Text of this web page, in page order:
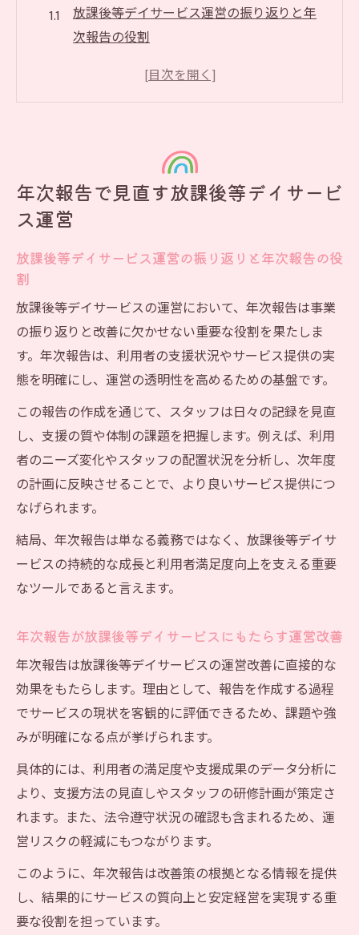
放課後等デイサービス運営の振り返りと年
次報告の役割
年次報告が放課後等デイサービスにもたら
法令遵守を意識した放課後等デイサービス
年次報告の視点
放課後等デイサービスの記録管理が生む透明性
放課後等デイサービスの記録管理で信頼性
を築く方法
透明性向上に役立つ放課後等デイサービス
年次報告の記録整理術
放課後等デイサービスの業務負担を軽減す
る記録の工夫
記録管理が放課後等デイサービスの法令遵
守を支える理由
放課後等デイサービス運営に不可欠な記録
安定運営を支える年次報告の基本ポイント
放課後等デイサービス年次報告の基本構成
安定運営へ導く放課後等デイサービス年次
報告のコツ
年次報告で把握する放課後等デイサービス
の課題と成果
放課後等デイサービス運営の安定化に効く
報告事例
放課後等デイサービス年次報告で注意すべ
きチェック項目
見落としやすい年次報告の要点と改善策
放課後等デイサービス年次報告で見落とし
がちな記載項目
モニタリング頻度を押さえる放課後等デイ
年次報告で見直す放課後等デイサービ
ス運営
放課後等デイサービス運営の振り返りと年次報告の役
割
放課後等デイサービスの運営において、年次報告は事業
の振り返りと改善に欠かせない重要な役割を果たしま
す。年次報告は、利用者の支援状況やサービス提供の実
態を明確にし、運営の透明性を高めるための基盤です。
この報告の作成を通じて、スタッフは日々の記録を見直
し、支援の質や体制の課題を把握します。例えば、利用
者のニーズ変化やスタッフの配置状況を分析し、次年度
の計画に反映させることで、より良いサービス提供につ
なげられます。
結局、年次報告は単なる義務ではなく、放課後等デイサ
ービスの持続的な成長と利用者満足度向上を支える重要
なツールであると言えます。
年次報告が放課後等デイサービスにもたらす運営改善
年次報告は放課後等デイサービスの運営改善に直接的な
効果をもたらします。理由として、報告を作成する過程
でサービスの現状を客観的に評価できるため、課題や強
みが明確になる点が挙げられます。
具体的には、利用者の満足度や支援成果のデータ分析に
より、支援方法の見直しやスタッフの研修計画が策定さ
れます。また、法令遵守状況の確認も含まれるため、運
営リスクの軽減にもつながります。
このように、年次報告は改善策の根拠となる情報を提供
し、結果的にサービスの質向上と安定経営を実現する重
要な役割を担っています。